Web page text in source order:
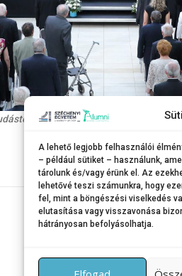
A lehető legjobb felhasználói
– például sütiket – használunk,
tárolunk és/vagy érünk el. Az
lehetővé teszi számunkra, hogy
fel, mint a böngészési viselkedés
elutasítása vagy visszavonása
hátrányosan befolyásolhatja.
épület aulájában.